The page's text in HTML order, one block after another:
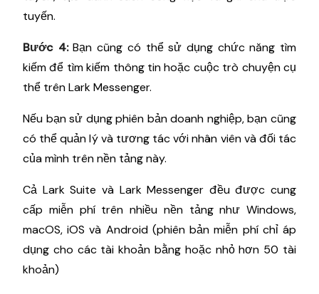
tuyến.
Bước 4:Bạn cũng có thể sử dụng chức năng tìm
kiếm để tìm kiếm thông tin hoặc cuộc trò chuyện cụ
thể trên Lark Messenger.
Nếu bạn sử dụng phiên bản doanh nghiệp, bạn cũng
có thể quản lý và tương tác với nhân viên và đối tác
của mình trên nền tảng này.
Cả Lark Suite và Lark Messenger đều được cung
cấp miễn phí trên nhiều nền tảng như Windows,
macOS, iOS và Android (phiên bản miễn phí chỉ áp
dụng cho các tài khoản bằng hoặc nhỏ hơn 50 tài
khoản)